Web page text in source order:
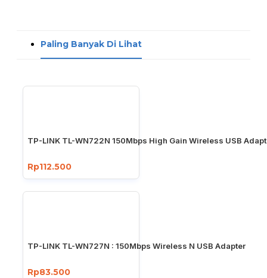
Paling Banyak Di Lihat
TP-LINK TL-WN722N 150Mbps High Gain Wireless USB
Rp112.500
TP-LINK TL-WN727N : 150Mbps Wireless N USB Adapter
Rp83.500